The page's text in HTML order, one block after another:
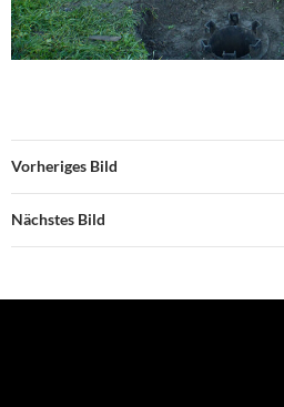
Vorheriges Bild
Nächstes Bild